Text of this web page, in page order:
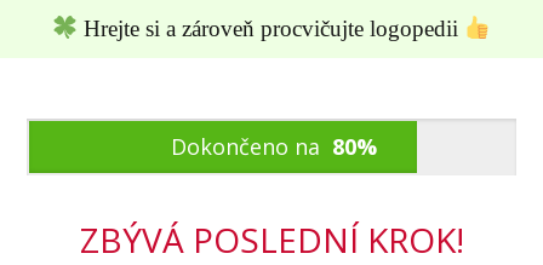
Hrejte si a zároveň procvičujte logopedii
Dokončeno na 80%
ZBÝVÁ POSLEDNÍ KROK!